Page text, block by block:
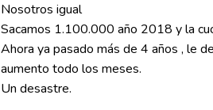
Nosotros igual
Sacamos 1.100.000 año 2018 y la
Ahora ya pasado más de 4 años , le
aumento todo los meses.
Un desastre.